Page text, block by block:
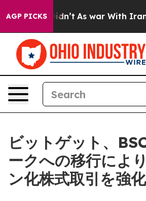
AGP PICKS
it Didn’t As war With Iran
ビットゲット、
ークへの移行によ
ン化株式取引を強化